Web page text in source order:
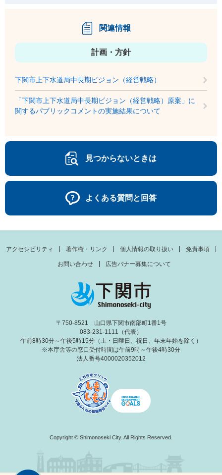
関連情報
計画・方針
下関市上下水道局中長期ビジョン（経営戦略）
「下関市上下水道局中長期ビジョン（経営戦略）原案」に
関するパブリックコメントの実施結果について
見つからないときは
よくある質問と回答
アクセシビリティ 著作権・リンク 個人情報の取り扱い 免責事項
お問い合わせ 広告バナー募集について
〒750-8521 山口県下関市南部町1番1号
083-231-1111（代表）
午前8時30分～午後5時15分（土・日曜日、祝日、年末年始を除く）
※本庁舎等の窓口受付時間は午前9時～午後4時30分
法人番号4000020352012
Copyright © Shimonoseki City. All Rights Reserved.